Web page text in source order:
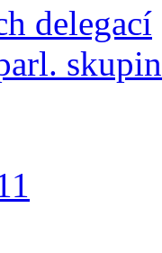
delegací
skupin